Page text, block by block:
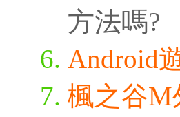
方法嗎?
Android
楓之谷M